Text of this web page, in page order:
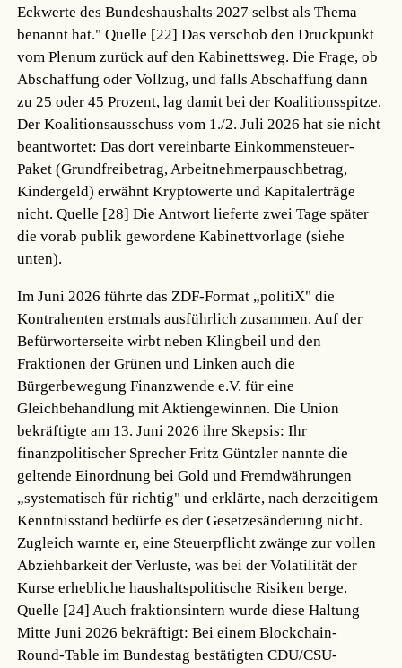
Eckwerte des Bundeshaushalts 2027 selbst als Thema
benannt hat."Quelle [22] Das verschob den Druckpunkt
vom Plenum zurück auf den Kabinettsweg. Die Frage, ob
Abschaffung oder Vollzug, und falls Abschaffung dann
zu 25 oder 45 Prozent, lag damit bei der Koalitionsspitze.
Der Koalitionsausschuss vom 1./2. Juli 2026 hat sie nicht
beantwortet: Das dort vereinbarte Einkommensteuer-
Paket (Grundfreibetrag, Arbeitnehmerpauschbetrag,
Kindergeld) erwähnt Kryptowerte und Kapitalerträge
nicht.Quelle [28] Die Antwort lieferte zwei Tage später
die vorab publik gewordene Kabinettvorlage (siehe
unten).
Im Juni 2026 führte das ZDF-Format „politiX" die
Kontrahenten erstmals ausführlich zusammen. Auf der
Befürworterseite wirbt neben Klingbeil und den
Fraktionen der Grünen und Linken auch die
Bürgerbewegung Finanzwende e.V. für eine
Gleichbehandlung mit Aktiengewinnen. Die Union
bekräftigte am 13. Juni 2026 ihre Skepsis: Ihr
finanzpolitischer Sprecher Fritz Güntzler nannte die
geltende Einordnung bei Gold und Fremdwährungen
„systematisch für richtig" und erklärte, nach derzeitigem
Kenntnisstand bedürfe es der Gesetzesänderung nicht.
Zugleich warnte er, eine Steuerpflicht zwänge zur vollen
Abziehbarkeit der Verluste, was bei der Volatilität der
Kurse erhebliche haushaltspolitische Risiken berge.
Quelle [24] Auch fraktionsintern wurde diese Haltung
Mitte Juni 2026 bekräftigt: Bei einem Blockchain-
Round-Table im Bundestag bestätigten CDU/CSU-